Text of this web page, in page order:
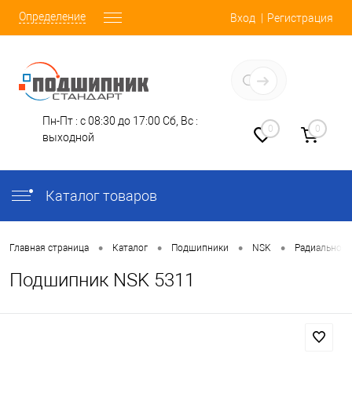
Определение Вход Регистрация
Пн-Пт : с 08:30 до 17:00 Сб, Вс :
выходной
0 0
Каталог товаров
Главная страница • Каталог • Подшипники • NSK • Радиально-
Подшипник NSK 5311